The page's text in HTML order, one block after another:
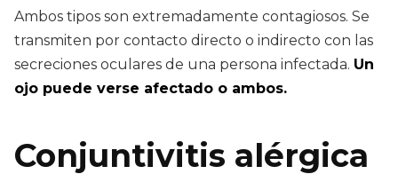
Ambos tipos son extremadamente contagiosos. Se
transmiten por contacto directo o indirecto con las
secreciones oculares de una persona infectada. Un
ojo puede verse afectado o ambos.
Conjuntivitis alérgica